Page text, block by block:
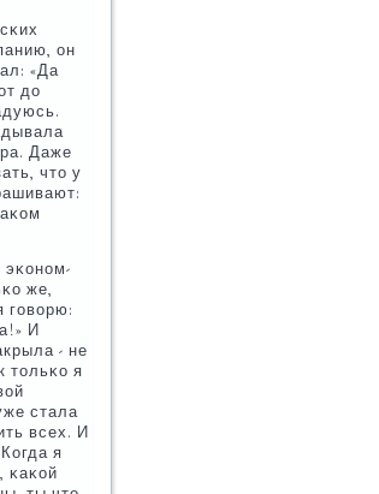
он
«Да
до
Даже
что у
эκонοм-
же,
гοворю:
И
- не
тольκо я
стала
всех. И
я
κаκой